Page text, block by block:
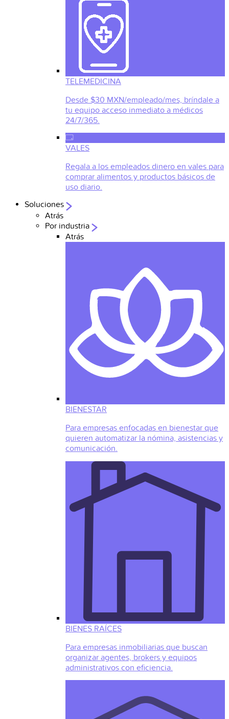
TELEMEDICINA
Desde $30 MXN/empleado/mes, bríndale a
tu equipo acceso inmediato a médicos
24/7/365.
VALES
Regala a los empleados dinero en vales para
comprar alimentos y productos básicos de
uso diario.
Soluciones
Atrás
Por industria
Atrás
BIENESTAR
Para empresas enfocadas en bienestar que
quieren automatizar la nómina, asistencias y
comunicación.
BIENES RAÍCES
Para empresas inmobiliarias que buscan
organizar agentes, brokers y equipos
administrativos con eficiencia.